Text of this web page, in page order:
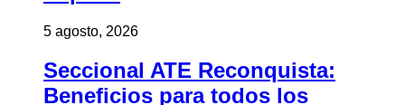
5 agosto, 2026
Seccional ATE Reconquista:
Beneficios para todos los